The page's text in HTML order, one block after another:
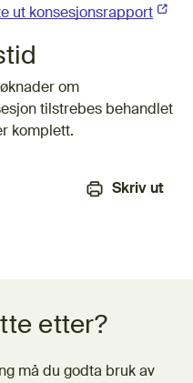
ut konsesjonsrapport
om
tilstrebes behandlet
komplett.
Skriv ut
etter?
må du godta bruk av